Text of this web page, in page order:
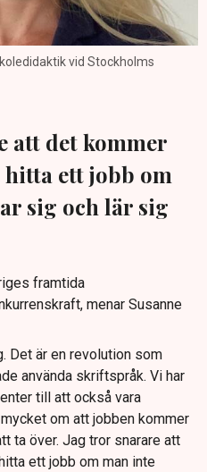
vid Stockholms
att det kommer
ett jobb om
sig och lär sig
framtida
menar Susanne
Det är en revolution som
använda skriftspråk. Vi har
till att också vara
om att jobben kommer
ta över. Jag tror snarare att
ett jobb om man inte